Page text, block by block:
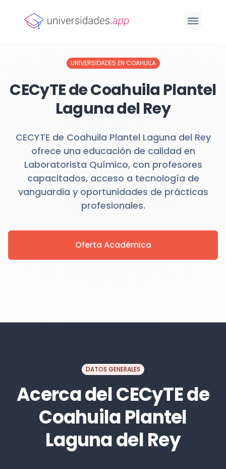
UNIVERSIDADES EN COAHUILA
CECyTE de Coahuila Plantel
Laguna del Rey
CECYTE de Coahuila Plantel Laguna del Rey
ofrece una educación de calidad en
Laboratorista Químico, con profesores
capacitados, acceso a tecnología de
vanguardia y oportunidades de prácticas
profesionales.
Oferta Académica
DATOS GENERALES
Acerca del CECyTE de
Coahuila Plantel
Laguna del Rey